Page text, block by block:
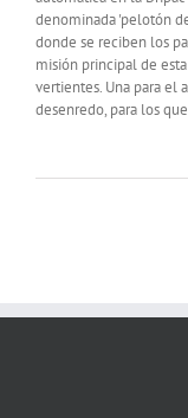
de
un
paracaídas
de
apertura
automática
denominada 'pelotón
donde se reciben los
misión principal de
vertientes. Una para el
desenredo, para los